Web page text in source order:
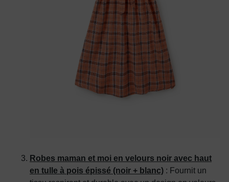
Robes maman et moi en velours noir avec haut
en tulle à pois épissé (noir + blanc) : Fournit un